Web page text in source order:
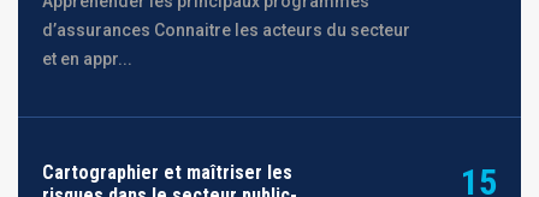
d’assurances Connaitre les acteurs du secteur
et en appr...
Cartographier et maîtriser les
15